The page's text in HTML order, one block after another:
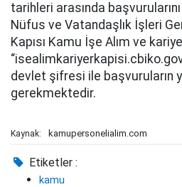
tarihleri arasında
Nüfus ve Vatandaşlık İşleri
Kapısı Kamu İşe Alım ve
devlet şifresi ile başvuruların
gerekmektedir.
Kaynak: kamupersonelialim.com
Etiketler :
kamu